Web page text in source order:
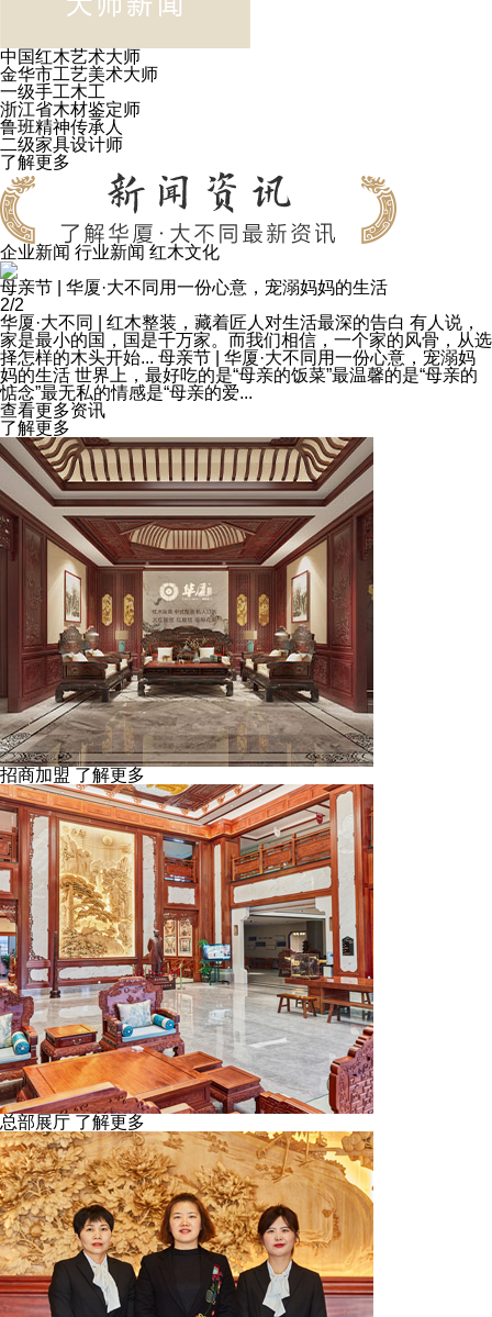
中国红木艺术大师
金华市工艺美术大师
一级手工木工
浙江省木材鉴定师
鲁班精神传承人
二级家具设计师
了解更多
企业新闻 行业新闻 红木文化
华厦·大不同 | 红木整装，藏着匠人对生活最深的告白
1/2
华厦·大不同 | 红木整装，藏着匠人对生活最深的告白 有人说，
家是最小的国，国是千万家。而我们相信，一个家的风骨，从选
择怎样的木头开始... 母亲节 | 华厦·大不同用一份心意，宠溺妈
妈的生活 世界上，最好吃的是“母亲的饭菜”最温馨的是“母亲的
惦念”最无私的情感是“母亲的爱...
查看更多资讯
了解更多
招商加盟 了解更多
总部展厅 了解更多